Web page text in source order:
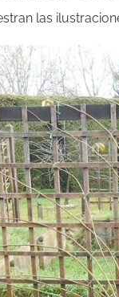
las